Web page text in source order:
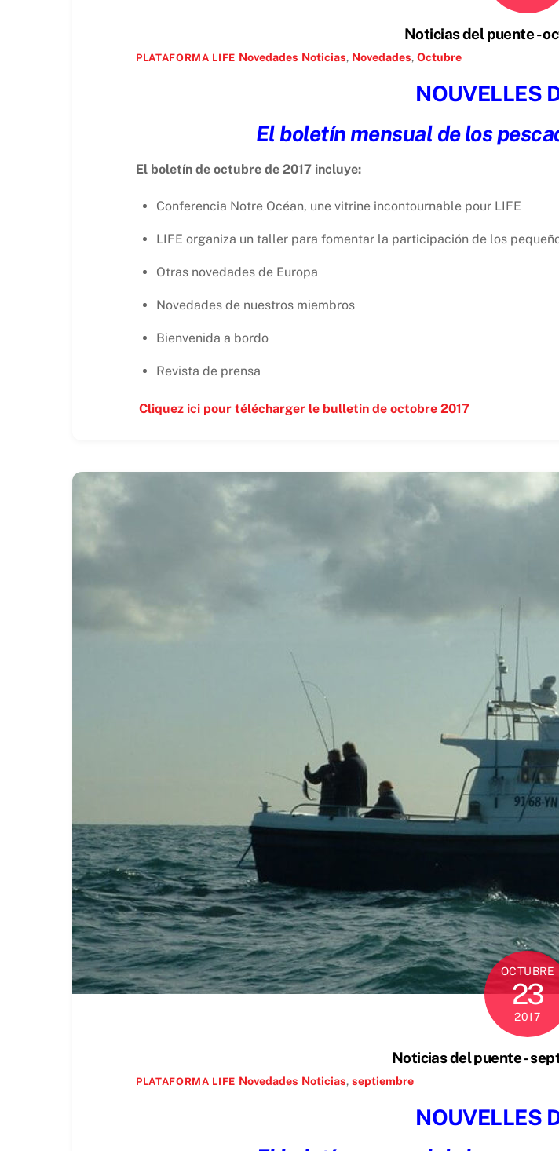
Noticias del puente -
PLATAFORMA LIFE Novedades Noticias, Novedades, Octubre
NOUVELLES
El boletín mensual de los
El boletín de octubre de 2017 incluye:
Conferencia Notre Océan, une vitrine incontournable pour LIFE
LIFE organiza un taller para fomentar la participación de los
Otras novedades de Europa
Novedades de nuestros miembros
Bienvenida a bordo
Revista de prensa
Cliquez ici pour télécharger le bulletin de octobre 2017
OCTUBRE
23
2017
Noticias del puente -
PLATAFORMA LIFE Novedades Noticias, septiembre
NOUVELLES